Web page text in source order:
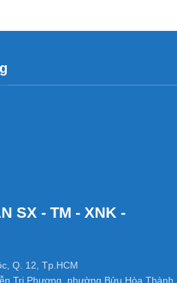
bảo về tính thẩm mỹ cũng như
yêu cầu về PCCC.
từ 60 phút, 90 phút, 120 phút tùy
trình.
THÉP CHỐNG CHÁY TẠI HỒ
SX - TM - XNK -
Q. 12, Tp.HCM
Tri Phương, phường Bửu Hòa,Thành